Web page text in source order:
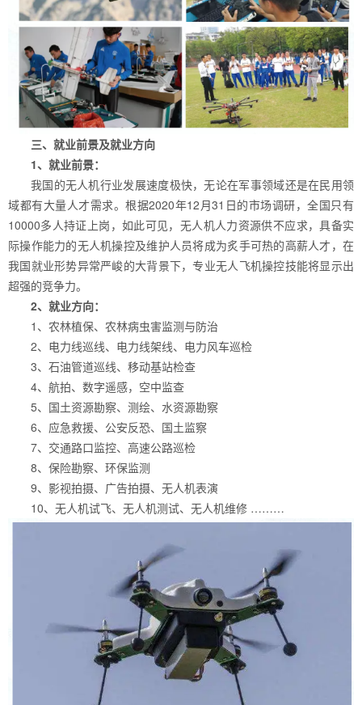
三、就业前景及就业方向
1、就业前景：
我国的无人机行业发展速度极快，无论在军事领域还是在民用领
域都有大量人才需求。根据2020年12月31日的市场调研，全国只有
10000多人持证上岗，如此可见，无人机人力资源供不应求，具备实
际操作能力的无人机操控及维护人员将成为炙手可热的高薪人才，在
我国就业形势异常严峻的大背景下，专业无人飞机操控技能将显示出
超强的竞争力。
2、就业方向：
1、农林植保、农林病虫害监测与防治
2、电力线巡线、电力线架线、电力风车巡检
3、石油管道巡线、移动基站检查
4、航拍、数字遥感，空中监查
5、国土资源勘察、测绘、水资源勘察
6、应急救援、公安反恐、国土监察
7、交通路口监控、高速公路巡检
8、保险勘察、环保监测
9、影视拍摄、广告拍摄、无人机表演
10、无人机试飞、无人机测试、无人机维修 ………